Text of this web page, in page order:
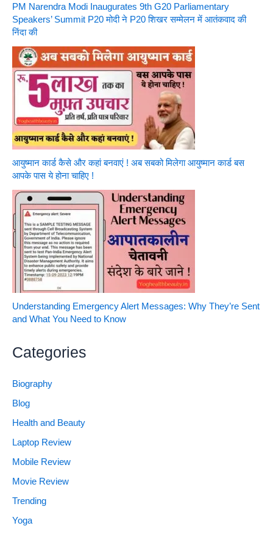
PM Narendra Modi Inaugurates 9th G20 Parliamentary
Speakers’ Summit P20 मोदी ने P20 शिखर सम्मेलन में आतंकवाद की
निंदा की
आयुष्मान कार्ड कैसे और कहां बनवाएं ! अब सबको मिलेगा आयुष्मान कार्ड बस
आपके पास ये होना चाहिए !
Understanding Emergency Alert Messages: Why They’re Sent
and What You Need to Know
Categories
Biography
Blog
Health and Beauty
Laptop Review
Mobile Review
Movie Review
Trending
Yoga